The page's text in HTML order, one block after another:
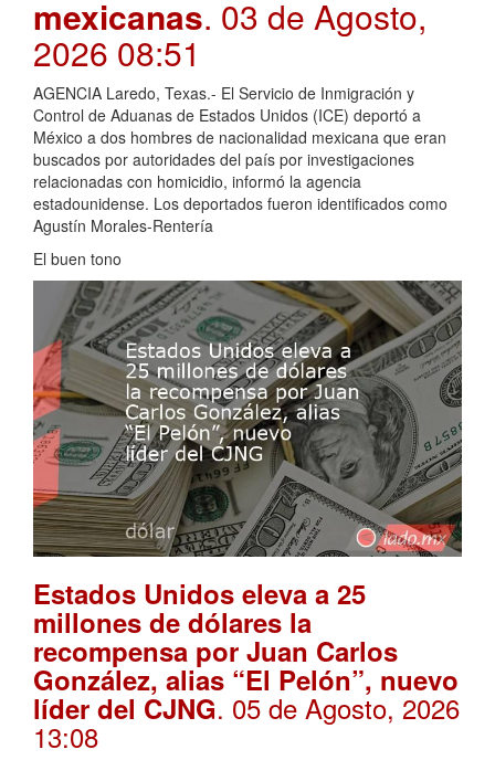
mexicanas. 03 de Agosto,
2026 08:51
AGENCIA Laredo, Texas.- El Servicio de Inmigración y
Control de Aduanas de Estados Unidos (ICE) deportó a
México a dos hombres de nacionalidad mexicana que eran
buscados por autoridades del país por investigaciones
relacionadas con homicidio, informó la agencia
estadounidense. Los deportados fueron identificados como
Agustín Morales-Rentería
El buen tono
Estados Unidos eleva a 25
millones de dólares la
recompensa por Juan Carlos
González, alias “El Pelón”, nuevo
líder del CJNG. 05 de Agosto, 2026
13:08